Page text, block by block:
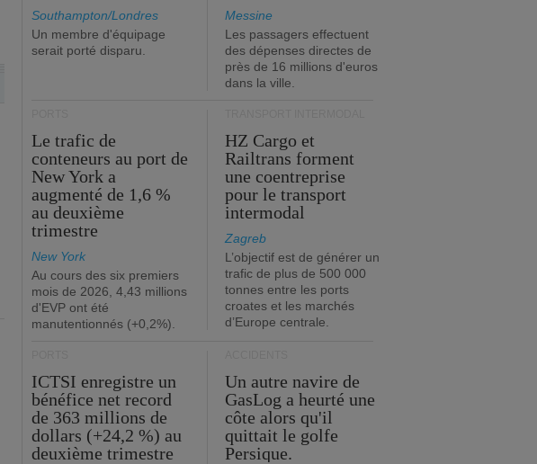
Southampton/Londres
Un membre d'équipage
serait porté disparu.
Messine
Les passagers effectuent
des dépenses directes de
près de 16 millions d'euros
dans la ville.
Le trafic de
conteneurs au port de
New York a
augmenté de 1,6 %
au deuxième
trimestre
New York
Au cours des six premiers
mois de 2026, 4,43 millions
d'EVP ont été
manutentionnés (+0,2%).
HZ Cargo et
Railtrans forment
une coentreprise
pour le transport
intermodal
Zagreb
L’objectif est de générer un
trafic de plus de 500 000
tonnes entre les ports
croates et les marchés
d’Europe centrale.
ICTSI enregistre un
bénéfice net record
de 363 millions de
dollars (+24,2 %) au
deuxième trimestre
Un autre navire de
GasLog a heurté une
côte alors qu'il
quittait le golfe
Persique.